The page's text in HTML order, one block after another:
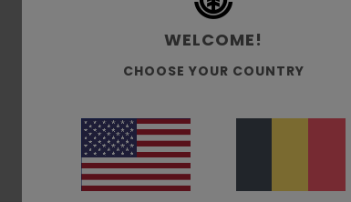
Note moyenne
4.7
basé sur3 avis vérifiés
100% de nos clients recommandent ce produit
WELCOME!
CHOOSE YOUR COUNTRY